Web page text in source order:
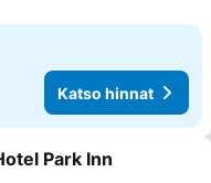
Katso hinnat
Park Inn